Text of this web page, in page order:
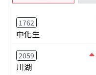
1762
中化生
2059
川湖